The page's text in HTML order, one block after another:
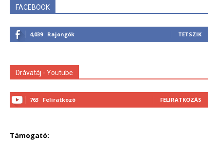
FACEBOOK
4,039 Rajongók TETSZIK
Drávatáj - Youtube
763 Feliratkozó FELIRATKOZÁS
Támogató: